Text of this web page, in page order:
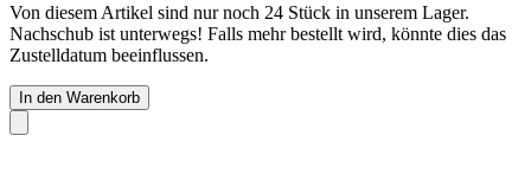
Von diesem Artikel sind nur noch 24 Stück in unserem Lager.
Nachschub ist unterwegs! Falls mehr bestellt wird, könnte dies das
Zustelldatum beeinflussen.
In den Warenkorb